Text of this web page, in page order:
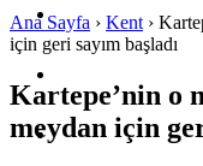
SPOR
SAĞLIK
Ana Sayfa › Kent ›
için geri sayım başladı
Kartepe’nin o
meydan için